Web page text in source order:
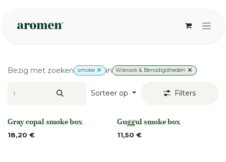
Bezig met zoeken smoke in Wierook & Benodigdheden
Sorteer op Filters
Niet op voorraad
Gray copal smoke box
18,20 € None
Guggul smoke box
11,50 €